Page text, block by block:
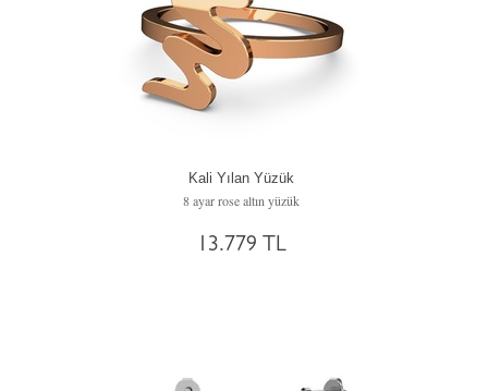
Kali Yılan Yüzük
8 ayar rose altın yüzük
13.779 TL